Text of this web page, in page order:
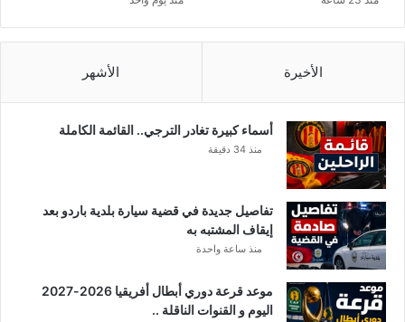
الأخيرة الأشهر
أسماء كبيرة تغادر الترجي.. القائمة الكاملة
منذ 34 دقيقة
تفاصيل جديدة في قضية سيارة بلدية باردو بعد
إيقاف المشتبه به
منذ ساعة واحدة
موعد قرعة دوري أبطال أفريقيا 2026-2027
اليوم و القنوات الناقلة ..